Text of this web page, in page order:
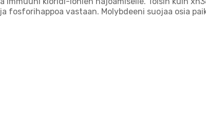
vastaan. Molybdeeni suojaa osia